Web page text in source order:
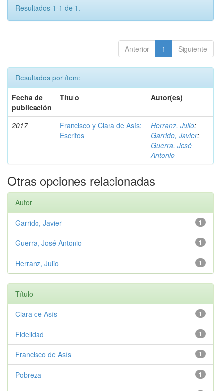
Resultados 1-1 de 1.
Anterior 1 Siguiente
Resultados por ítem:
Fecha de
publicación
Título Autor(es)
2017
Francisco y Clara de Asís:
Escritos
Herranz, Julio;
Garrido, Javier;
Guerra, José
Antonio
Otras opciones relacionadas
Autor
1
Garrido, Javier
1
Guerra, José Antonio
1
Herranz, Julio
Título
1
Clara de Asís
1
Fidelidad
1
Francisco de Asís
1
Pobreza